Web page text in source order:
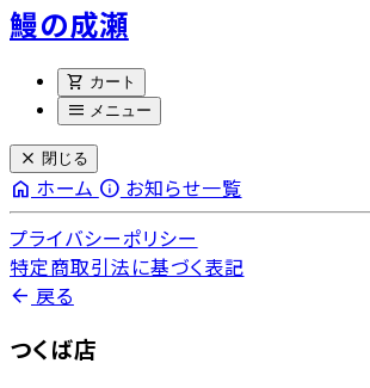
鰻の成瀬
shopping_cart カート
menu メニュー
close 閉じる
home ホーム info お知らせ一覧
プライバシーポリシー
特定商取引法に基づく表記
arrow_back 戻る
つくば店